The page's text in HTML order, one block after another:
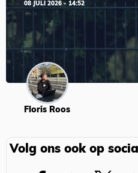
08 JULI 2026 - 14:52
Floris Roos
Volg ons ook op